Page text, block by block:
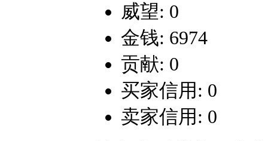
威望: 0
金钱: 6974
贡献: 0
买家信用: 0
卖家信用: 0